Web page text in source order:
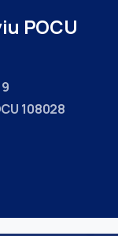
POCU
108028